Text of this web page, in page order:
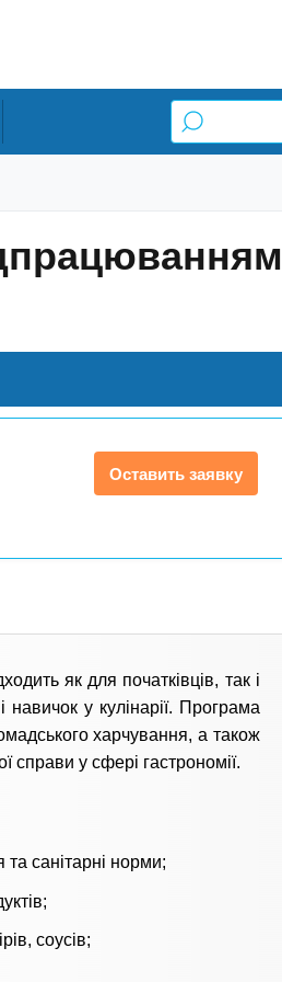
Оставить заявку
як для початківців, так і
у кулінарії. Програма
харчування, а також
справи у сфері гастрономії.
та санітарні норми;
соусів;